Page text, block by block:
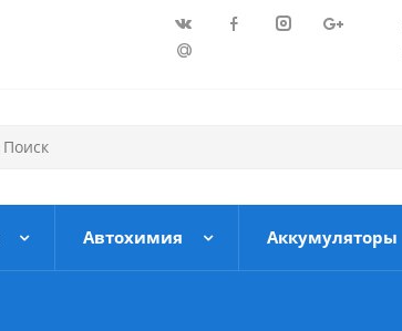
Автохимия Аккумуляторы